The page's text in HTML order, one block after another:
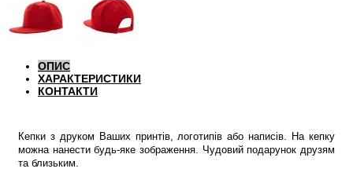
ОПИС
ХАРАКТЕРИСТИКИ
КОНТАКТИ
Кепки з друком Ваших принтів, логотипів або написів. На кепку
можна нанести будь-яке зображення. Чудовий подарунок друзям
та близьким.